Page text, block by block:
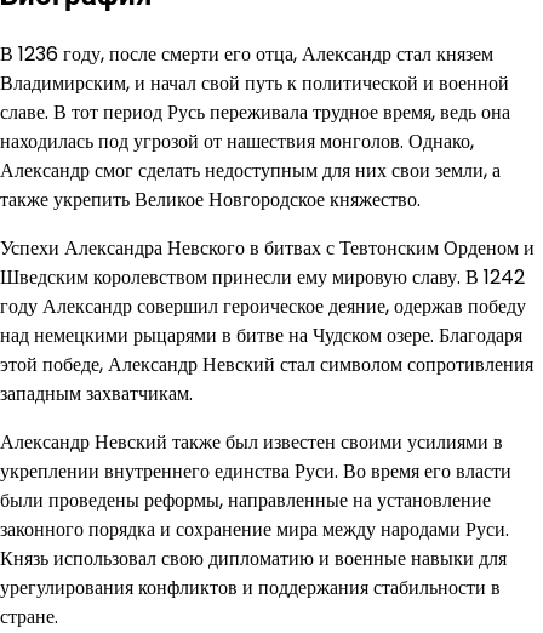
В 1236 году, после смерти его отца, Александр стал князем
Владимирским, и начал свой путь к политической и военной
славе. В тот период Русь переживала трудное время, ведь она
находилась под угрозой от нашествия монголов. Однако,
Александр смог сделать недоступным для них свои земли, а
также укрепить Великое Новгородское княжество.
Успехи Александра Невского в битвах с Тевтонским Орденом и
Шведским королевством принесли ему мировую славу. В 1242
году Александр совершил героическое деяние, одержав победу
над немецкими рыцарями в битве на Чудском озере. Благодаря
этой победе, Александр Невский стал символом сопротивления
западным захватчикам.
Александр Невский также был известен своими усилиями в
укреплении внутреннего единства Руси. Во время его власти
были проведены реформы, направленные на установление
законного порядка и сохранение мира между народами Руси.
Князь использовал свою дипломатию и военные навыки для
урегулирования конфликтов и поддержания стабильности в
стране.